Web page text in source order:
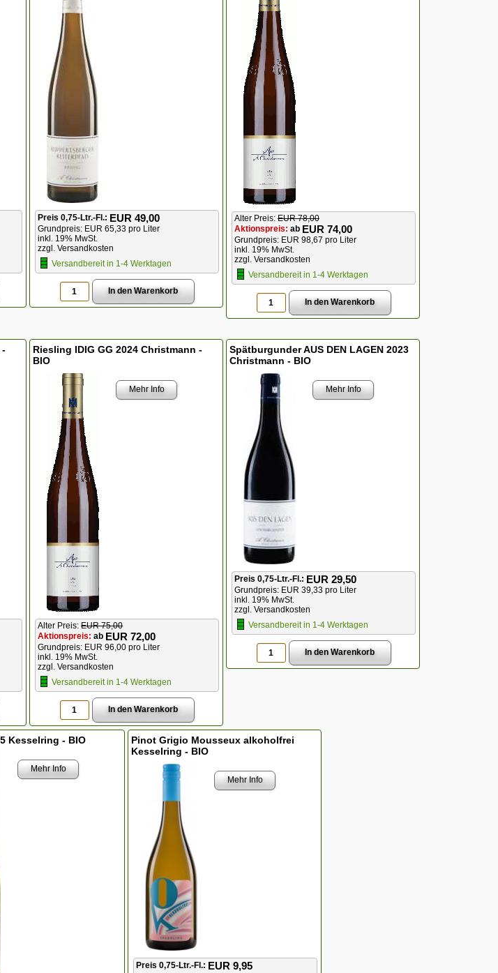
Preis 0,75-Ltr.-Fl.: EUR 49,00
Grundpreis: EUR 65,33 pro Liter
inkl. 19% MwSt.
zzgl. Versandkosten
Versandbereit in 1-4 Werktagen
Alter Preis: EUR 78,00
Aktionspreis: ab EUR 74,00
Grundpreis: EUR 98,67 pro Liter
inkl. 19% MwSt.
zzgl. Versandkosten
Versandbereit in 1-4 Werktagen
-
Riesling IDIG GG 2024 Christmann -
BIO
Mehr Info
Alter Preis: EUR 75,00
Aktionspreis: ab EUR 72,00
Grundpreis: EUR 96,00 pro Liter
inkl. 19% MwSt.
zzgl. Versandkosten
Versandbereit in 1-4 Werktagen
Spätburgunder AUS DEN LAGEN 2023
Christmann - BIO
Mehr Info
Preis 0,75-Ltr.-Fl.: EUR 29,50
Grundpreis: EUR 39,33 pro Liter
inkl. 19% MwSt.
zzgl. Versandkosten
Versandbereit in 1-4 Werktagen
Kesselring - BIO
Mehr Info
Pinot Grigio Mousseux alkoholfrei
Kesselring - BIO
Mehr Info
Preis 0,75-Ltr.-Fl.: EUR 9,95